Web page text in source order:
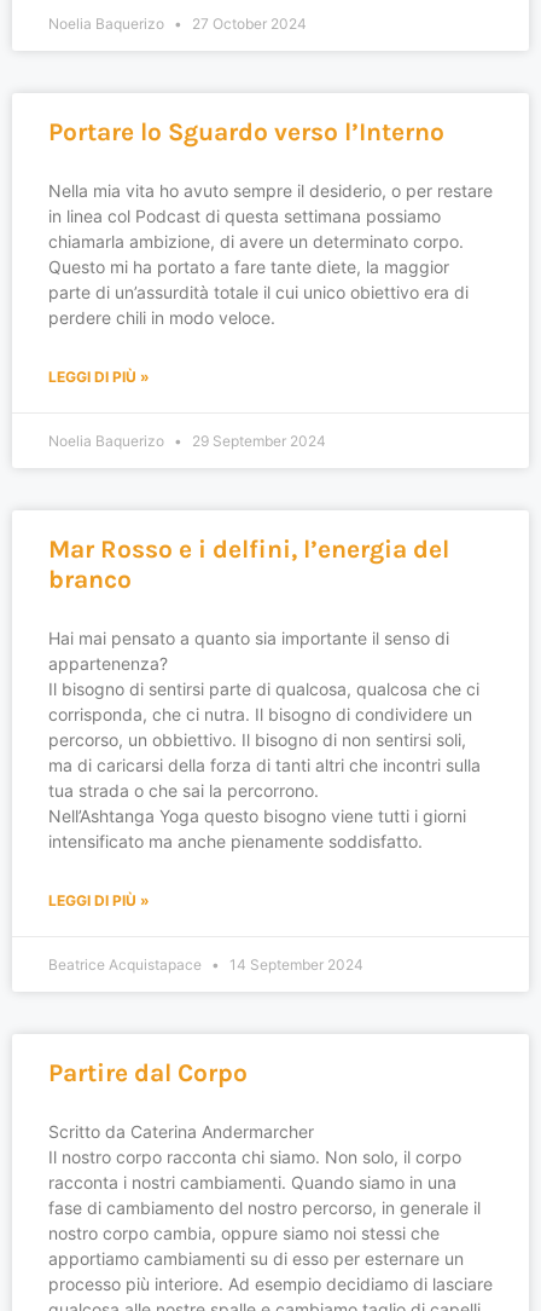
Noelia Baquerizo 27 October 2024
Portare lo Sguardo verso l’Interno
Nella mia vita ho avuto sempre il desiderio, o per restare
in linea col Podcast di questa settimana possiamo
chiamarla ambizione, di avere un determinato corpo.
Questo mi ha portato a fare tante diete, la maggior
parte di un’assurdità totale il cui unico obiettivo era di
perdere chili in modo veloce.
LEGGI DI PIÙ »
Noelia Baquerizo 29 September 2024
Mar Rosso e i delfini, l’energia del
branco
Hai mai pensato a quanto sia importante il senso di
appartenenza?
Il bisogno di sentirsi parte di qualcosa, qualcosa che ci
corrisponda, che ci nutra. Il bisogno di condividere un
percorso, un obbiettivo. Il bisogno di non sentirsi soli,
ma di caricarsi della forza di tanti altri che incontri sulla
tua strada o che sai la percorrono.
Nell’Ashtanga Yoga questo bisogno viene tutti i giorni
intensificato ma anche pienamente soddisfatto.
LEGGI DI PIÙ »
Beatrice Acquistapace 14 September 2024
Partire dal Corpo
Scritto da Caterina Andermarcher
Il nostro corpo racconta chi siamo. Non solo, il corpo
racconta i nostri cambiamenti. Quando siamo in una
fase di cambiamento del nostro percorso, in generale il
nostro corpo cambia, oppure siamo noi stessi che
apportiamo cambiamenti su di esso per esternare un
processo più interiore. Ad esempio decidiamo di lasciare